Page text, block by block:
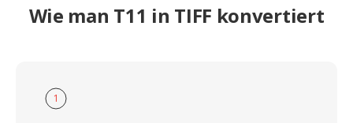
Wie man T11 in TIFF konvertiert
1